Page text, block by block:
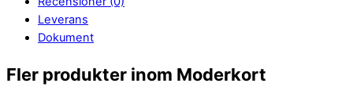
Leverans
Dokument
Fler produkter inom Moderkort